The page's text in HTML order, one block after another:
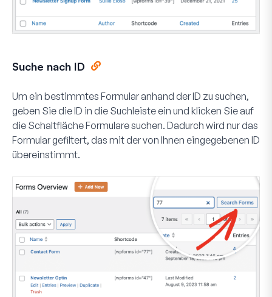
Suche nach ID
Um ein bestimmtes Formular anhand der ID zu suchen,
geben Sie die ID in die Suchleiste ein und klicken Sie auf
die SchaltflächeFormulare suchen. Dadurch wird nur das
Formular gefiltert, das mit der von Ihnen eingegebenen ID
übereinstimmt.